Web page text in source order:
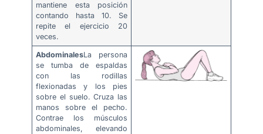
mantiene esta posición
contando hasta 10. Se
repite el ejercicio 20
veces.
AbdominalesLa persona
se tumba de espaldas
con las rodillas
flexionadas y los pies
sobre el suelo. Cruza las
manos sobre el pecho.
Contrae los músculos
abdominales, elevando